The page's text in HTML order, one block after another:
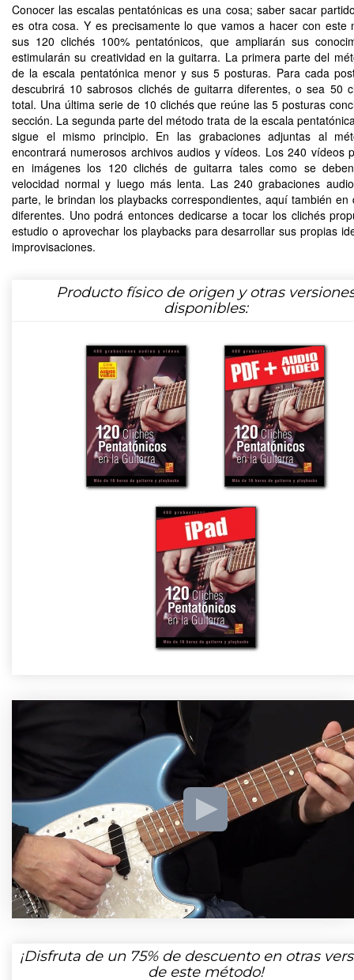
Conocer las escalas pentatónicas es una cosa; saber sacar
es otra cosa. Y es precisamente lo que vamos a hacer con este
sus 120 clichés 100% pentatónicos, que ampliarán sus
estimularán su creatividad en la guitarra. La primera parte del
de la escala pentatónica menor y sus 5 posturas. Para cada
descubrirá 10 sabrosos clichés de guitarra diferentes, o sea 50
total. Una última serie de 10 clichés que reúne las 5 posturas
sección. La segunda parte del método trata de la escala
sigue el mismo principio. En las grabaciones adjuntas al
encontrará numerosos archivos audios y vídeos. Los 240 vídeos
en imágenes los 120 clichés de guitarra tales como se
velocidad normal y luego más lenta. Las 240 grabaciones
parte, le brindan los playbacks correspondientes, aquí también en
diferentes. Uno podrá entonces dedicarse a tocar los clichés
estudio o aprovechar los playbacks para desarrollar sus propias
improvisaciones.
Producto físico de origen y otras
disponibles:
¡Disfruta de un 75%de descuento en otras
de este método!